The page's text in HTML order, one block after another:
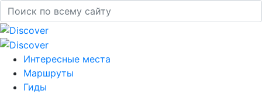
Интересные места
Маршруты
Гиды